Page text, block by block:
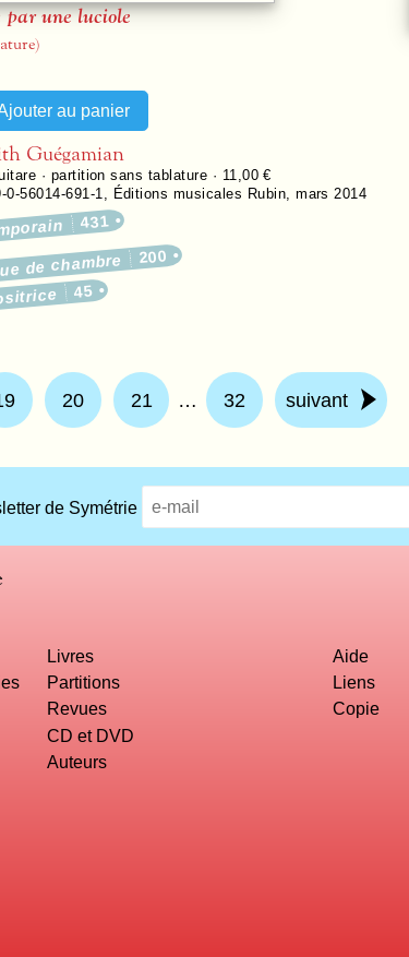
par une luciole
Guégamian
· partition sans tablature · 11,00 €
0-56014-691-1
Éditions musicales Rubin ,mars 2014
431
de chambre 200
45
20 21 … 32 suivant
de Symétrie
Livres
Partitions
Revues
CD et DVD
Auteurs
Aide
Liens
Copie